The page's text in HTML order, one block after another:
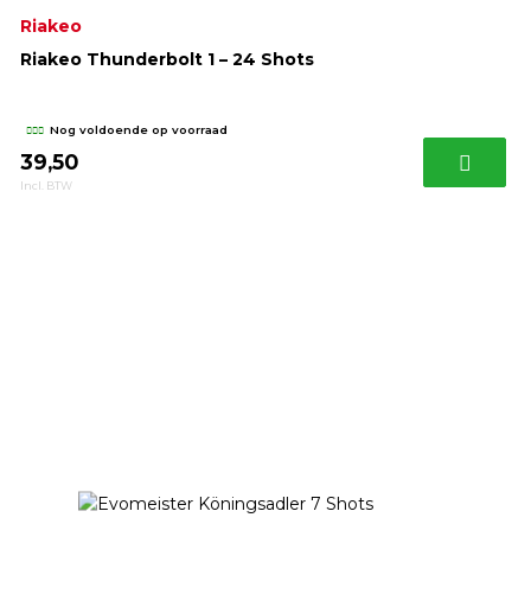
Riakeo
Riakeo Thunderbolt 1 – 24 Shots
Nog voldoende op voorraad
39,50
Incl. BTW